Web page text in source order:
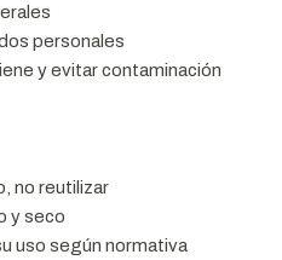
personales
y evitar contaminación
no reutilizar
y seco
uso según normativa